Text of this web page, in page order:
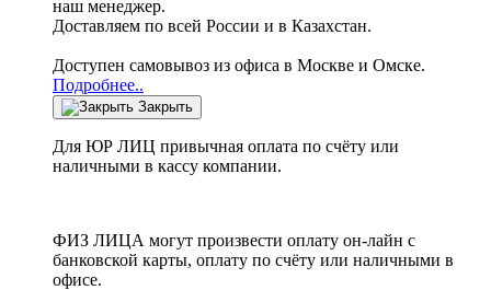
наш менеджер.
Доставляем по всей России и в Казахстан.
Доступен самовывоз из офиса в Москве и Омске.
Подробнее..
Закрыть
Для ЮР ЛИЦ привычная оплата по счёту или
наличными в кассу компании.
ФИЗ ЛИЦА могут произвести оплату он-лайн с
банковской карты, оплату по счёту или наличными в
офисе.